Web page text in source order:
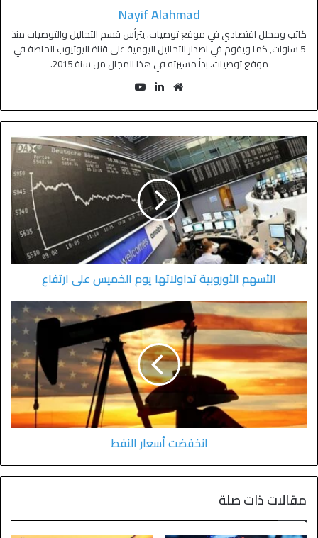
Nayif Alahmad
كاتب ومحلل اقتصادي في موقع توصيات. يترأس قسم التحاليل والتوصيات منذ
5 سنوات, كما ويقوم في اصدار التحاليل اليومية على قناة اليوتيوب الخاصة في
موقع توصيات. بدأ مسيرته في هذا المجال من سنة 2015.
الأسهم الأوروبية تداولاتها يوم الخميس على ارتفاع
انخفضت أسعار النفط
مقالات ذات صلة